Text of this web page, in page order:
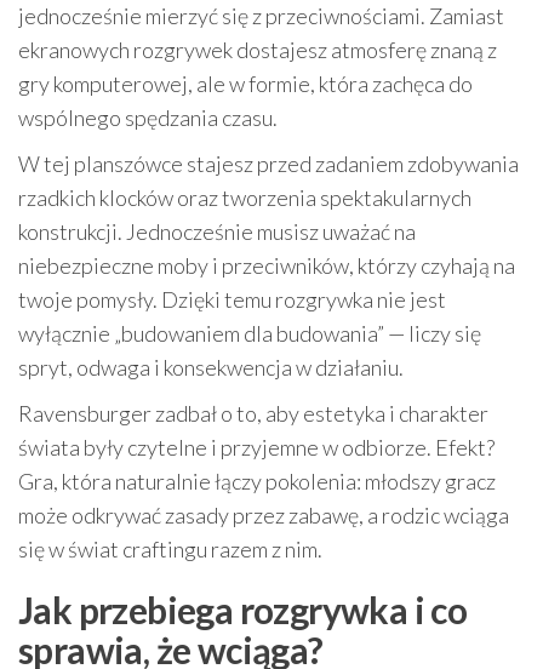
jednocześnie mierzyć się z przeciwnościami. Zamiast
ekranowych rozgrywek dostajesz atmosferę znaną z
gry komputerowej, ale w formie, która zachęca do
wspólnego spędzania czasu.
W tej planszówce stajesz przed zadaniem zdobywania
rzadkich klocków oraz tworzenia spektakularnych
konstrukcji. Jednocześnie musisz uważać na
niebezpieczne moby i przeciwników, którzy czyhają na
twoje pomysły. Dzięki temu rozgrywka nie jest
wyłącznie „budowaniem dla budowania” — liczy się
spryt, odwaga i konsekwencja w działaniu.
Ravensburger zadbał o to, aby estetyka i charakter
świata były czytelne i przyjemne w odbiorze. Efekt?
Gra, która naturalnie łączy pokolenia: młodszy gracz
może odkrywać zasady przez zabawę, a rodzic wciąga
się w świat craftingu razem z nim.
Jak przebiega rozgrywka i co
sprawia, że wciąga?